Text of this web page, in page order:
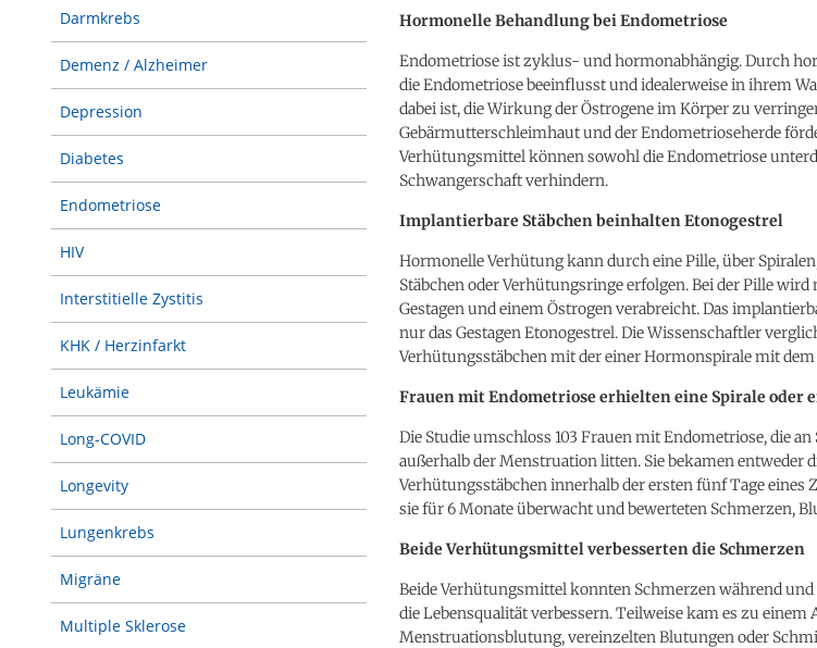
Darmkrebs
Demenz / Alzheimer
Depression
Diabetes
Endometriose
HIV
Interstitielle Zystitis
KHK / Herzinfarkt
Leukämie
Long-COVID
Longevity
Lungenkrebs
Migräne
Multiple Sklerose
Hormonelle Behandlung bei Endometriose
Endometriose ist zyklus- und hormonabhängig. Durch
die Endometriose beeinflusst und idealerweise in ihrem
dabei ist, die Wirkung der Östrogene im Körper zu
Gebärmutterschleimhaut und der Endometrioseherde
Verhütungsmittel können sowohl die Endometriose
Schwangerschaft verhindern.
Implantierbare Stäbchen beinhalten Etonogestrel
Hormonelle Verhütung kann durch eine Pille, über
Stäbchen oder Verhütungsringe erfolgen. Bei der Pille
Gestagen und einem Östrogen verabreicht. Das
nur das Gestagen Etonogestrel. Die Wissenschaftler
Verhütungsstäbchen mit der einer Hormonspirale mit dem
Frauen mit Endometriose erhielten eine Spirale oder
Die Studie umschloss 103 Frauen mit Endometriose, die
außerhalb der Menstruation litten. Sie bekamen entweder
Verhütungsstäbchen innerhalb der ersten fünf Tage eines
sie für 6 Monate überwacht und bewerteten Schmerzen,
Beide Verhütungsmittel verbesserten die Schmerzen
Beide Verhütungsmittel konnten Schmerzen während
die Lebensqualität verbessern. Teilweise kam es zu einem
Menstruationsblutung, vereinzelten Blutungen oder